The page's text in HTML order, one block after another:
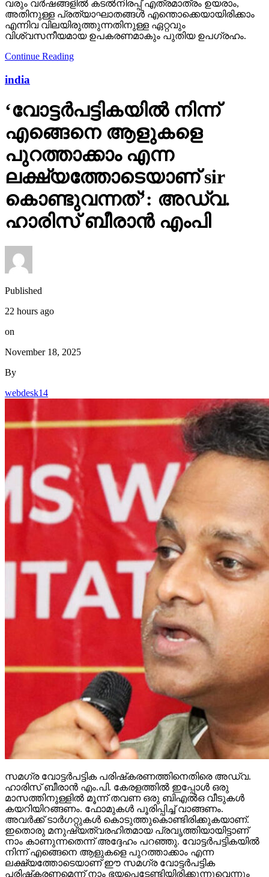
india
‘വോട്ടര്‍പട്ടികയില്‍ നിന്ന്
എങ്ങെനെ ആളുകളെ
പുറത്താക്കാം എന്ന
ലക്ഷ്യത്തോടെയാണ് sir
കൊണ്ടുവന്നത്’: അഡ്വ.
ഹാരിസ് ബീരാൻ എംപി
Published
on
സമഗ്ര വോട്ടര്‍പട്ടിക പരിഷ്‌കരണത്തിനെതിരെ അഡ്വ.
ഹാരിസ് ബീരാന്‍ എം.പി. കേരളത്തില്‍ ഇപ്പോള്‍ ഒരു
മാസത്തിനുള്ളില്‍ മൂന്ന് തവണ ഒരു ബിഎല്‍ഒ വീടുകള്‍
കയറിയിറങ്ങണം. ഫോമുകള്‍ പൂരിപ്പിച്ച് വാങ്ങണം.
അവര്‍ക്ക് ടാര്‍ഗറ്റുകള്‍ കൊടുത്തുകൊണ്ടിരിക്കുകയാണ്.
ഇതൊരു മനുഷ്യത്വരഹിതമായ പ്രവൃത്തിയായിട്ടാണ്
നാം കാണുന്നതെന്ന് അദ്ദേഹം പറഞ്ഞു. വോട്ടര്‍പട്ടികയില്‍
നിന്ന് എങ്ങെനെ ആളുകളെ പുറത്താക്കാം എന്ന
ലക്ഷ്യത്തോടെയാണ് ഈ സമഗ്ര വോട്ടര്‍പട്ടിക
പരിഷ്‌കരണമെന്ന് നാം ഭയപ്പെടേണ്ടിയിരിക്കുന്നുവെന്നും
അദ്ദേഹം വ്യക്തമാക്കി.
Continue Reading
kerala